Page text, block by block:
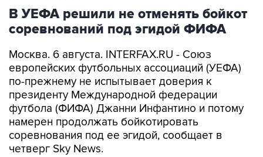
В УЕФА решили не отменять бойкот
соревнований под эгидой ФИФА
Москва. 6 августа. INTERFAX.RU - Союз
европейских футбольных ассоциаций (УЕФА)
по-прежнему не испытывает доверия к
президенту Международной федерации
футбола (ФИФА) Джанни Инфантино и потому
намерен продолжать бойкотировать
соревнования под ее эгидой, сообщает в
четверг Sky News.